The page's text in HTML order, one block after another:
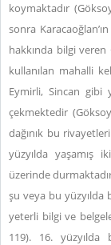
koymaktadır
sonra
hakkında bilgi
kullanılan mahalli
Eymirli, Sincan gibi
çekmektedir
dağınık bu
yüzyılda yaşamış
üzerinde
şu veya bu yüzyılda
yeterli bilgi ve
119). 16. yüzyılda